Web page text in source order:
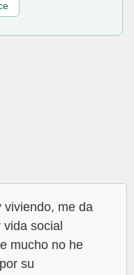
viviendo, me da
social
mucho no he
su